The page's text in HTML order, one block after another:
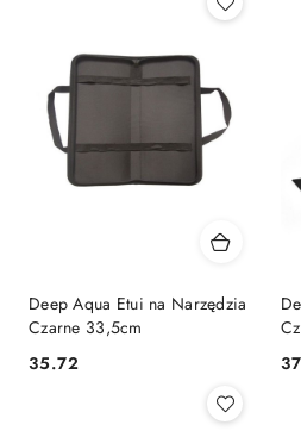
Deep Aqua Etui na Narzędzia
Czarne 33,5cm
Cena:
35.72